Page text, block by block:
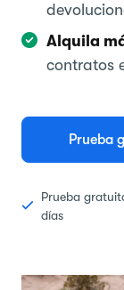
Alquila
contratos
Prueba
Prueba
días